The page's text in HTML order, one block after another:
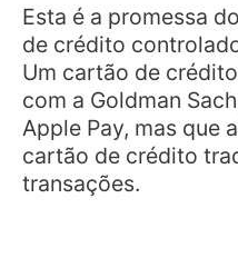
Esta é a promessa
de crédito
Um cartão de
com a Goldman
Apple Pay, mas que
cartão de crédito
transações.